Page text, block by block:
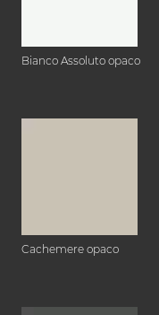
Bianco Assoluto opaco
Cachemere opaco